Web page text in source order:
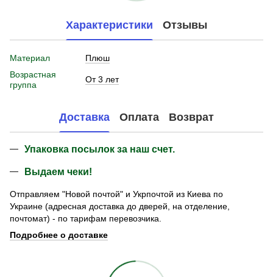
Характеристики Отзывы
Материал
Плюш
Возрастная
группа
От 3 лет
Доставка Оплата Возврат
Упаковка посылок за наш счет.
Выдаем чеки!
Отправляем "Новой почтой" и Укрпочтой из Киева по
Украине (адресная доставка до дверей, на отделение,
почтомат) - по тарифам перевозчика.
Подробнее о доставке